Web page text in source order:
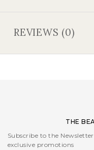
REVIEWS (0)
THE
Subscribe to the
exclusive promotions